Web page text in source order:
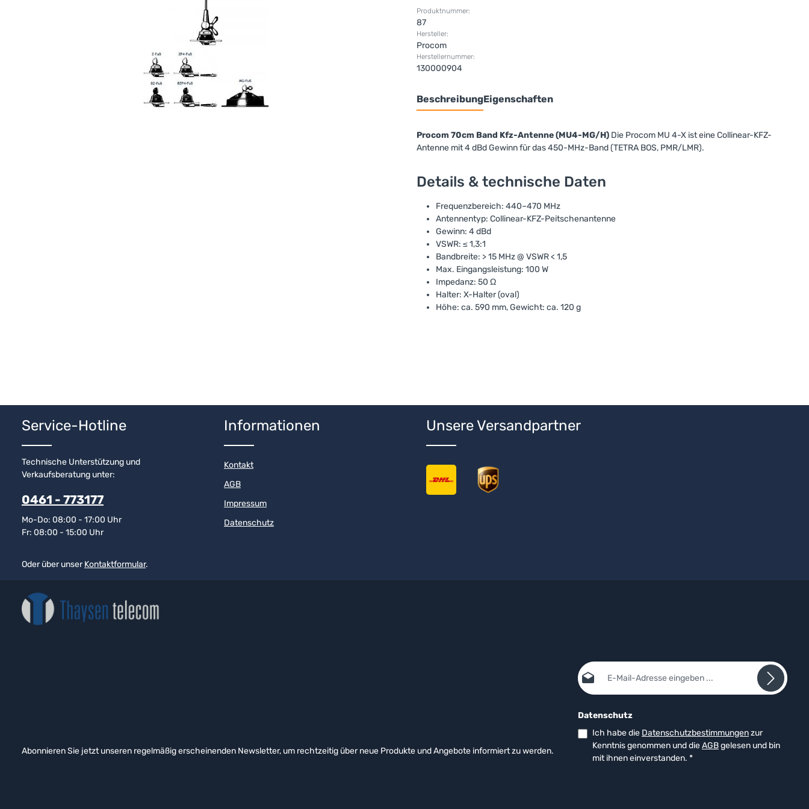
Produktnummer:
87
Hersteller:
Procom
Herstellernummer:
130000904
BeschreibungEigenschaften
Procom 70cm Band Kfz-Antenne (MU4-MG/H) Die Procom MU 4-X ist eine Collinear-KFZ-
Antenne mit 4 dBd Gewinn für das 450-MHz-Band (TETRA BOS, PMR/LMR).
Details & technische Daten
Frequenzbereich: 440–470 MHz
Antennentyp: Collinear-KFZ-Peitschenantenne
Gewinn: 4 dBd
VSWR: ≤ 1,3:1
Bandbreite: > 15 MHz @ VSWR < 1,5
Max. Eingangsleistung: 100 W
Impedanz: 50 Ω
Halter: X-Halter (oval)
Höhe: ca. 590 mm, Gewicht: ca. 120 g
Service-Hotline
Technische Unterstützung und
Verkaufsberatung unter:
0461 - 773177
Mo-Do: 08:00 - 17:00 Uhr
Fr: 08:00 - 15:00 Uhr
Oder über unserKontaktformular.
Informationen
Kontakt
AGB
Impressum
Datenschutz
Unsere Versandpartner
Abonnieren Sie jetzt unseren regelmäßig erscheinenden Newsletter, um rechtzeitig über neue Produkte und Angebote informiert zu werden.
E-Mail-Adresse*
Datenschutz
Ich habe die Datenschutzbestimmungenzur
Kenntnis genommen und dieAGBgelesen und bin
mit ihnen einverstanden. *